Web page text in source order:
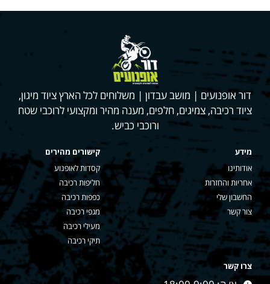
דור אופנועים | מושב עבדון | משלוחים לכל הארץ ציוד מיגון,
ציוד רכיבה, צמיגים, חלפים, מענה מהיר ומקצועי לרוכבי שטח
ורוכבי כביש.
מידע
אודותינו
אחריות והחזרות
החשבון שלי
צור קשר
קישורים מהירים
קסדות לאופנוע
חליפות רכיבה
כפפות רכיבה
מגפי רכיבה
מעילי רכיבה
תיקי רכיבה
צרו קשר